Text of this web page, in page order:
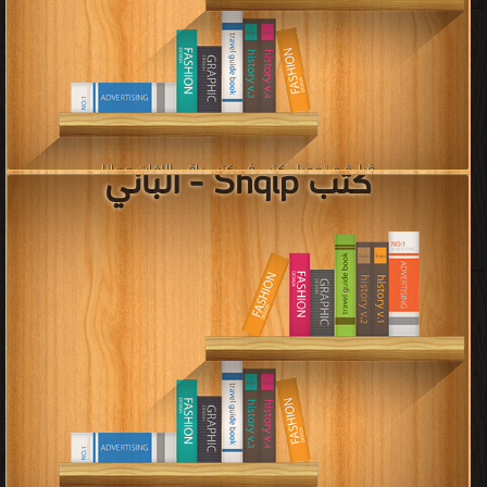
قراءة و تحميل كتب في كتب علم التصريف - الصرف في اللغة العربية مجانا
[ 61 كتاب/كتب ]
كتب Italiano - إيطالي